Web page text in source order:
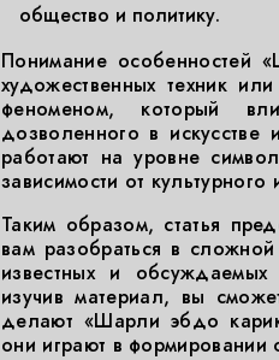
общество и политику.
Понимание особенностей
художественных техник
феноменом, который
дозволенного в
работают на уровне
зависимости от
Таким образом, статья
вам разобраться в
известных и обсуждаемых
изучив материал, вы
делают «Шарли эбдо
они играют в формировании